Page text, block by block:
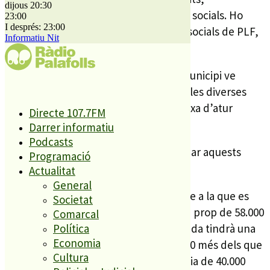
dijous 20:30
23:00
I després: 23:00
Informatiu Nit
Directe 107.7FM
Darrer informatiu
Podcasts
Programació
Actualitat
General
Societat
Comarcal
Política
Economia
Cultura
prioritàriament, a la partida de serveis socials. Ho
explica la regidora d’hisenda i serveis socials de PLF,
Dolors Agüera.
La quantitat de diners que rep cada municipi ve
determinat per la població que tenen les diverses
localitats, la renda bruta familiar i la taxa d’atur
registrada a cada població.
Ara el consistori estudiarà a què destinar aquests
26.700€.
La població de la zona de l’Alt Maresme a la que es
destinaran més diners és Pineda (amb prop de 58.000
euros). Malgrat de Mar, per la seva banda tindrà una
atribució de prop de 43.000 euros, 1.000 més dels que
rebrà Calella. Tordera rebrà una quantia de 40.000